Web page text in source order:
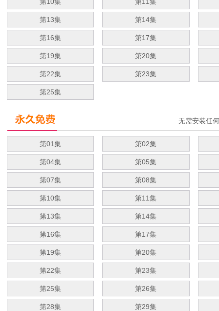
第13集 第14集
第16集 第17集
第19集 第20集
第22集 第23集
第25集
无需安装任
第01集 第02集
第04集 第05集
第07集 第08集
第10集 第11集
第13集 第14集
第16集 第17集
第19集 第20集
第22集 第23集
第25集 第26集
第28集 第29集